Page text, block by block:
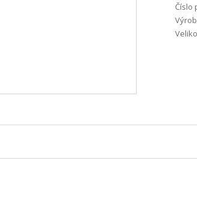
Číslo